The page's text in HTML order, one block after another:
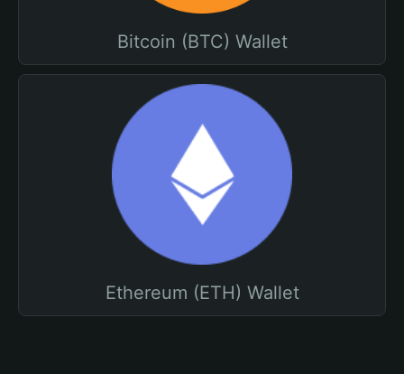
Bitcoin (BTC) Wallet
Ethereum (ETH) Wallet